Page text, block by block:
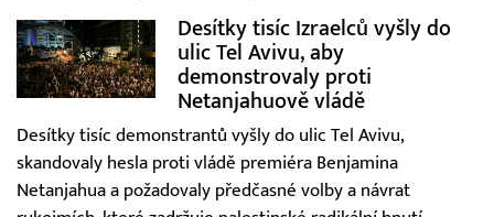
Desítky tisíc Izraelců vyšly do
ulic Tel Avivu, aby
demonstrovaly proti
Netanjahuově vládě
Desítky tisíc demonstrantů vyšly do ulic Tel Avivu,
skandovaly hesla proti vládě premiéra Benjamina
Netanjahua a požadovaly předčasné volby a návrat